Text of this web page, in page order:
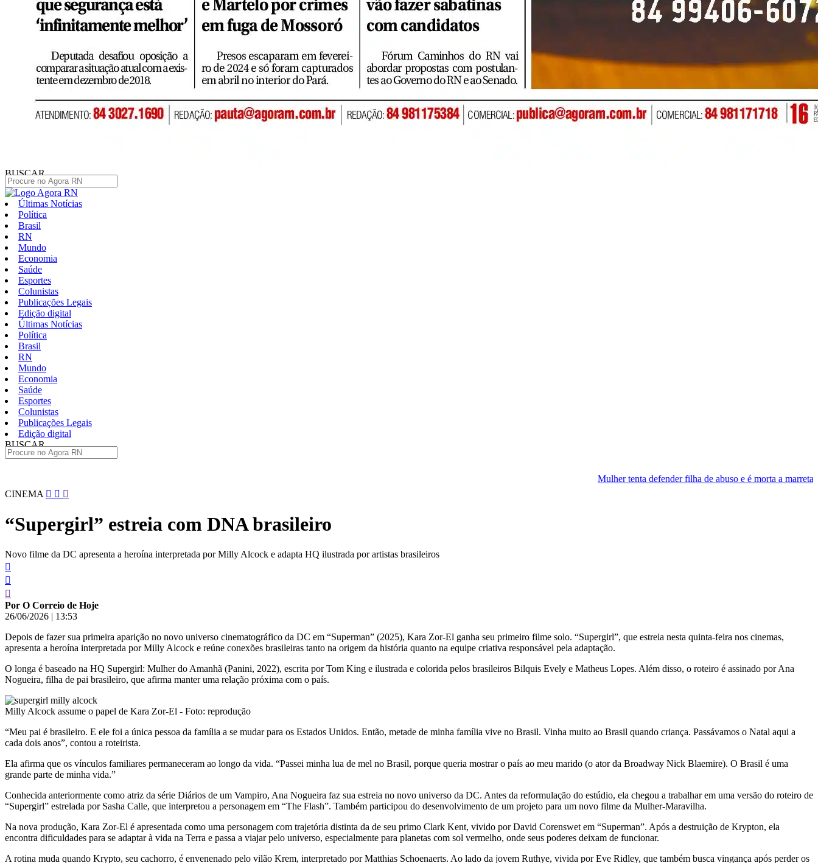
BUSCAR
Últimas Notícias
Política
Brasil
RN
Mundo
Economia
Saúde
Esportes
Colunistas
Publicações Legais
Edição digital
Últimas Notícias
Política
Brasil
RN
Mundo
Economia
Saúde
Esportes
Colunistas
Publicações Legais
Edição digital
BUSCAR
Mulher tenta defender filha de abuso e é morta a marretadas pelo
Pular
conteúdo
CINEMA
“Supergirl” estreia com DNA brasileiro
Novo filme da DC apresenta a heroína interpretada por Milly Alcock e adapta HQ ilustrada por artistas brasileiros
Por O Correio de Hoje
26/06/2026 | 13:53
Depois de fazer sua primeira aparição no novo universo cinematográfico da DC em “Superman” (2025), Kara Zor-El ganha seu primeiro filme solo. “Supergirl”, que estreia nesta quinta-feira nos cinemas,
apresenta a heroína interpretada por Milly Alcock e reúne conexões brasileiras tanto na origem da história quanto na equipe criativa responsável pela adaptação.
O longa é baseado na HQ Supergirl: Mulher do Amanhã (Panini, 2022), escrita por Tom King e ilustrada e colorida pelos brasileiros Bilquis Evely e Matheus Lopes. Além disso, o roteiro é assinado por Ana
Nogueira, filha de pai brasileiro, que afirma manter uma relação próxima com o país.
Milly Alcock assume o papel de Kara Zor-El - Foto: reprodução
“Meu pai é brasileiro. E ele foi a única pessoa da família a se mudar para os Estados Unidos. Então, metade de minha família vive no Brasil. Vinha muito ao Brasil quando criança. Passávamos o Natal aqui a
cada dois anos”, contou a roteirista.
Ela afirma que os vínculos familiares permaneceram ao longo da vida. “Passei minha lua de mel no Brasil, porque queria mostrar o país ao meu marido (o ator da Broadway Nick Blaemire). O Brasil é uma
grande parte de minha vida.”
Conhecida anteriormente como atriz da série Diários de um Vampiro, Ana Nogueira faz sua estreia no novo universo da DC. Antes da reformulação do estúdio, ela chegou a trabalhar em uma versão do roteiro de
“Supergirl” estrelada por Sasha Calle, que interpretou a personagem em “The Flash”. Também participou do desenvolvimento de um projeto para um novo filme da Mulher-Maravilha.
Na nova produção, Kara Zor-El é apresentada como uma personagem com trajetória distinta da de seu primo Clark Kent, vivido por David Corenswet em “Superman”. Após a destruição de Krypton, ela
encontra dificuldades para se adaptar à vida na Terra e passa a viajar pelo universo, especialmente para planetas com sol vermelho, onde seus poderes deixam de funcionar.
A rotina muda quando Krypto, seu cachorro, é envenenado pelo vilão Krem, interpretado por Matthias Schoenaerts. Ao lado da jovem Ruthye, vivida por Eve Ridley, que também busca vingança após perder os